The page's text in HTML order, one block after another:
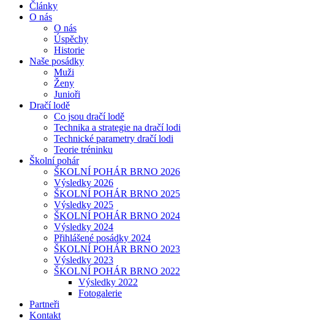
Články
O nás
O nás
Úspěchy
Historie
Naše posádky
Muži
Ženy
Junioři
Dračí lodě
Co jsou dračí lodě
Technika a strategie na dračí lodi
Technické parametry dračí lodi
Teorie tréninku
Školní pohár
ŠKOLNÍ POHÁR BRNO 2026
Výsledky 2026
ŠKOLNÍ POHÁR BRNO 2025
Výsledky 2025
ŠKOLNÍ POHÁR BRNO 2024
Výsledky 2024
Přihlášené posádky 2024
ŠKOLNÍ POHÁR BRNO 2023
Výsledky 2023
ŠKOLNÍ POHÁR BRNO 2022
Výsledky 2022
Fotogalerie
Partneři
Kontakt